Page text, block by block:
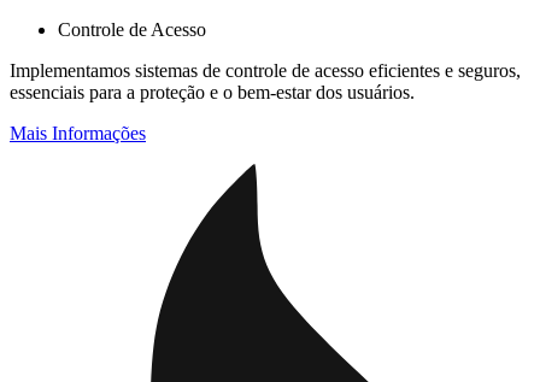
Controle de Acesso
Implementamos sistemas de controle de acesso eficientes e seguros,
essenciais para a proteção e o bem-estar dos usuários.
Mais Informações